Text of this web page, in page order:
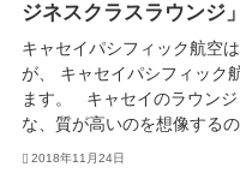
ジネスクラスラウンジ
キャセイパシフィック航空
が、 キャセイパシフィック
ます。 キャセイのラウンジ
な、質が高いのを想像する
2018年11月24日